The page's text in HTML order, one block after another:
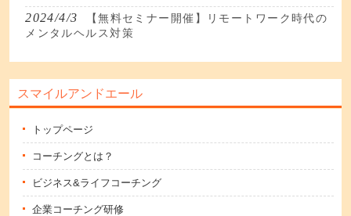
2024/4/3
【無料セミナー開催】リモートワーク時代の
メンタルヘルス対策
スマイルアンドエール
トップページ
コーチングとは？
ビジネス&ライフコーチング
企業コーチング研修